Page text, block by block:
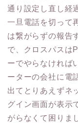
通り設定し直し経
一旦電話を切って
は繋がらずの報告
で、クロスパスは
ーでやらなければ
ーターの会社に電
出てとりあえずネ
グイン画面が表示
がらなくて困りま